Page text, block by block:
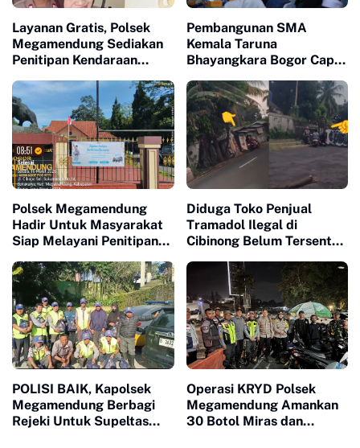
Layanan Gratis, Polsek
Megamendung Sediakan
Penitipan Kendaraan
Saat Mudik Idul Fitri 1447
H
Pembangunan SMA
Kemala Taruna
Bhayangkara Bogor Capai
Buka Puasa Bersama
Warga Gunung Sindur
Polsek Megamendung
Hadir Untuk Masyarakat
Siap Melayani Penitipan
Berharga Lainnya Yang
Ditinggal Mudik Agar
Lebih Aman, TIDAK
DIPUNGUT BIAYA
APAPUN
Diduga Toko Penjual
Tramadol Ilegal di
Cibinong Belum Tersentuh
POLISI BAIK, Kapolsek
Megamendung Berbagi
Rejeki Untuk Supeltas
Operasi KRYD Polsek
Megamendung Amankan
30 Botol Miras dan